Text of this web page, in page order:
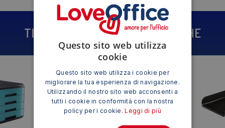
TI POTREBBE INTERESSARE ANCHE
Questo sito web utilizza
cookie
Questo sito web utilizza i cookie per
migliorare la tua esperienza di navigazione.
Utilizzando il nostro sito web acconsenti a
tutti i cookie in conformità con la nostra
policy per i cookie.Leggi di più